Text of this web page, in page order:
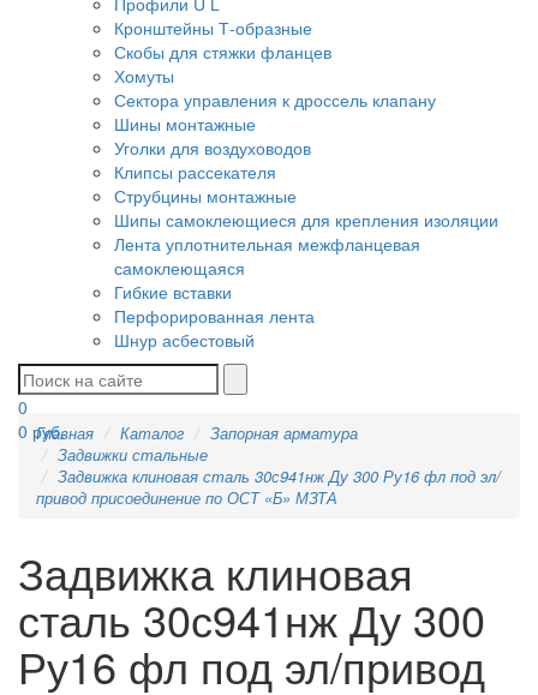
Кронштейны Т-образные
Скобы для стяжки фланцев
Хомуты
Сектора управления к дроссель клапану
Шины монтажные
Уголки для воздуховодов
Клипсы рассекателя
Струбцины монтажные
Шипы самоклеющиеся для крепления изоляции
Лента уплотнительная межфланцевая
самоклеющаяся
Гибкие вставки
Перфорированная лента
Шнур асбестовый
0
0 руб.
Главная Каталог
Запорная арматура
Задвижки стальные
Задвижка клиновая сталь 30с941нж Ду 300 Ру16 фл под эл/
привод присоединение по ОСТ «Б» МЗТА
Задвижка клиновая
сталь 30с941нж Ду 300
Ру16 фл под эл/привод